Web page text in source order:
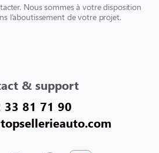
Nous sommes à votre disposition
l’aboutissement de votre projet.
& support
33 81 71 90